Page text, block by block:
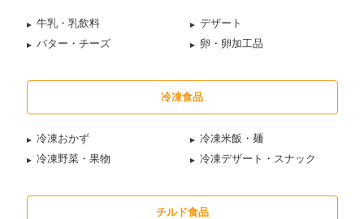
牛乳・乳飲料
デザート
バター・チーズ
卵・卵加工品
冷凍食品
冷凍おかず
冷凍米飯・麺
冷凍野菜・果物
冷凍デザート・スナック
チルド食品